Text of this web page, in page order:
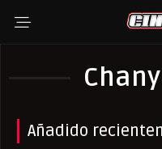
Añadido